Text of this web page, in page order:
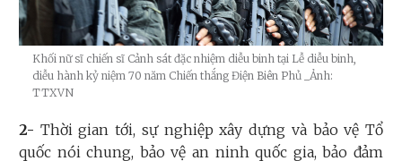
Khối nữ sĩ chiến sĩ Cảnh sát đặc nhiệm diễu binh tại Lễ diễu binh,
diễu hành kỷ niệm 70 năm Chiến thắng Điện Biên Phủ
_Ảnh:
TTXVN
2- Thời gian tới, sự nghiệp xây dựng và bảo vệ Tổ
quốc nói chung, bảo vệ an ninh quốc gia, bảo đảm